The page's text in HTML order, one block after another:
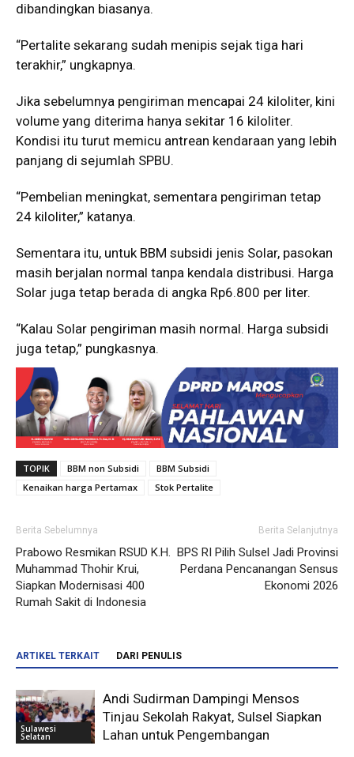
dibandingkan biasanya.
“Pertalite sekarang sudah menipis sejak tiga hari
terakhir,” ungkapnya.
Jika sebelumnya pengiriman mencapai 24 kiloliter, kini
volume yang diterima hanya sekitar 16 kiloliter.
Kondisi itu turut memicu antrean kendaraan yang lebih
panjang di sejumlah SPBU.
“Pembelian meningkat, sementara pengiriman tetap
24 kiloliter,” katanya.
Sementara itu, untuk BBM subsidi jenis Solar, pasokan
masih berjalan normal tanpa kendala distribusi. Harga
Solar juga tetap berada di angka Rp6.800 per liter.
“Kalau Solar pengiriman masih normal. Harga subsidi
juga tetap,” pungkasnya.
TOPIK BBM non Subsidi
BBM Subsidi
Kenaikan harga Pertamax
Stok Pertalite
Berita Sebelumnya
Prabowo Resmikan RSUD K.H.
Muhammad Thohir Krui,
Siapkan Modernisasi 400
Rumah Sakit di Indonesia
Berita Selanjutnya
BPS RI Pilih Sulsel Jadi Provinsi
Perdana Pencanangan Sensus
Ekonomi 2026
ARTIKEL TERKAIT DARI PENULIS
Sulawesi
Selatan
Andi Sudirman Dampingi Mensos
Tinjau Sekolah Rakyat, Sulsel Siapkan
Lahan untuk Pengembangan